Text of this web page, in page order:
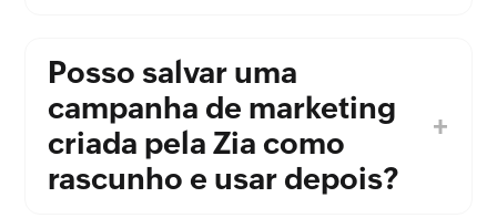
Posso salvar uma
campanha de marketing
criada pela Zia como
rascunho e usar depois?